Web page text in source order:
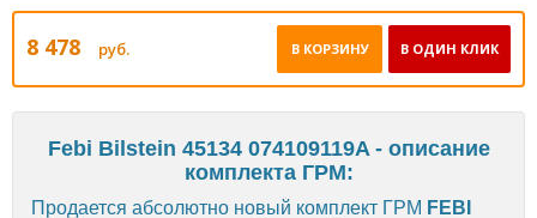
8 478 руб. В ОДИН КЛИК
В КОРЗИНУ
Febi Bilstein 45134 074109119A - описание
комплекта ГРМ:
Продается абсолютно новый комплект ГРМ FEBI